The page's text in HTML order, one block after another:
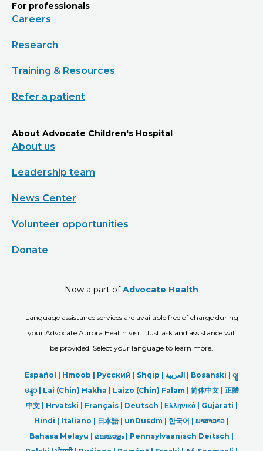
For professionals
Careers
Research
Training & Resources
Refer a patient
About Advocate Children's Hospital
About us
Leadership team
News Center
Volunteer opportunities
Donate
Now a part ofAdvocate Health
Language assistance services are available free of charge during
your Advocate Aurora Health visit. Just ask and assistance will
be provided. Select your language to learn more.
Español | Hmoob Русский Shqip العربیة Bosanski
ျ
မန္မာ| Lai (Chin) Hakha | Laizo (Chin) Falam | 简体中文 | 正體
中文 | Hrvatski | Français | Deutsch Ελληνικά | Gujarati |
Hindi
Italiano 日本語| unDusdm 한국어 ພາສາລາວ
Bahasa Melayu | മലയാളം| Pennsylvaanisch Deitsch |